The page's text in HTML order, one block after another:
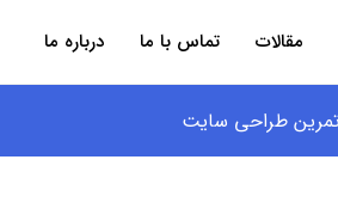
مقالات تماس با ما درباره ما